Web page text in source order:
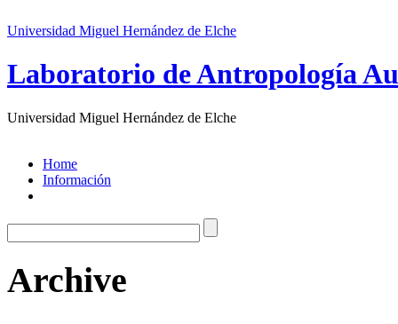
Universidad Miguel Hernández de Elche
Laboratorio de Antropología
Universidad Miguel Hernández de Elche
Home
Información
Archive